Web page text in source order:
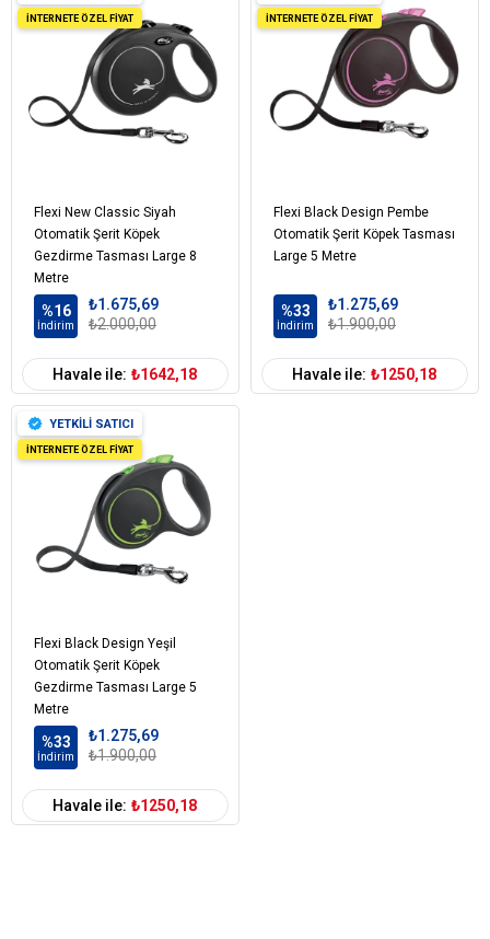
Flexi New Classic Siyah
Otomatik Şerit Köpek
Gezdirme Tasması Large 8
Metre
%16
İndirim
₺1.675,69
₺2.000,00
İNTERNETE ÖZEL FİYAT
Havale ile: ₺1642,18
Flexi Black Design Pembe
Otomatik Şerit Köpek Tasması
Large 5 Metre
%33
İndirim
₺1.275,69
₺1.900,00
İNTERNETE ÖZEL FİYAT
Havale ile: ₺1250,18
Flexi Black Design Yeşil
Otomatik Şerit Köpek
Gezdirme Tasması Large 5
Metre
%33
İndirim
₺1.275,69
₺1.900,00
YETKİLİ SATICI
İNTERNETE ÖZEL FİYAT
Havale ile: ₺1250,18